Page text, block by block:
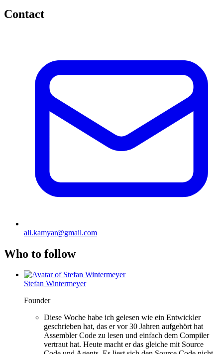
Contact
ali.kamyar@gmail.com
Who to follow
Stefan Wintermeyer
Founder
Diese Woche habe ich gelesen wie ein Entwickler
geschrieben hat, das er vor 30 Jahren aufgehört hat
Assembler Code zu lesen und einfach dem Compiler
vertraut hat. Heute macht er das gleiche mit Source